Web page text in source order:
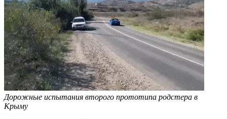
Дорожные испытания второго прототипа родстера в
Крыму